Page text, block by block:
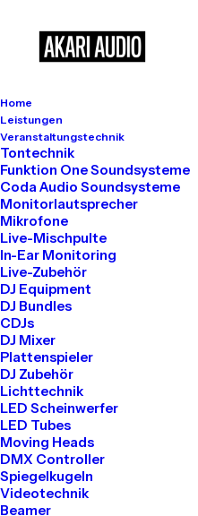
Home
Leistungen
Veranstaltungstechnik
Tontechnik
Funktion One Soundsysteme
Coda Audio Soundsysteme
Monitorlautsprecher
Mikrofone
Live-Mischpulte
In-Ear Monitoring
Live-Zubehör
DJ Equipment
DJ Bundles
CDJs
DJ Mixer
Plattenspieler
DJ Zubehör
Lichttechnik
LED Scheinwerfer
LED Tubes
Moving Heads
DMX Controller
Spiegelkugeln
Videotechnik
Beamer
Großes
Hier bahnt sich etwas Großes
wird bald
Get in touch
Tel: 030 2000 5441
Mail: info@akari-audio.de